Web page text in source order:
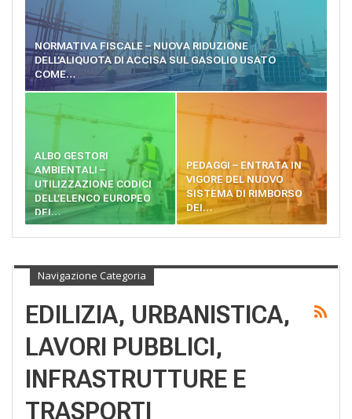
NORMATIVA FISCALE – NUOVA RIDUZIONE
DELL’ALIQUOTA DI ACCISA SUL GASOLIO USATO
COME…
ALBO GESTORI
AMBIENTALI –
UTILIZZAZIONE CODICI
DELL’ELENCO EUROPEO
DEI…
PEDAGGI – ENTRATA IN
VIGORE DEL NUOVO
SISTEMA DI RIMBORSO
DEI…
Navigazione Categoria
EDILIZIA, URBANISTICA,
LAVORI PUBBLICI,
INFRASTRUTTURE E
TRASPORTI